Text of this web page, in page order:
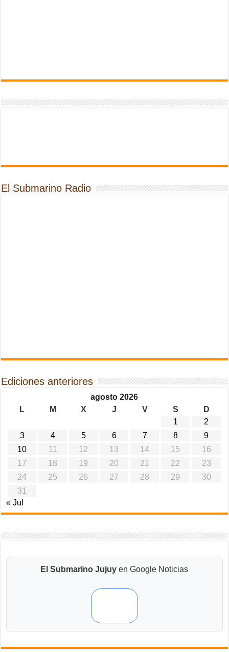
El Submarino Radio
Ediciones anteriores
agosto 2026
L
M X J V S
D
1
2
3
4 5 6 7 8
9
10
11 12 13 14 15
16
17
18 19 20 21 22
23
24
25 26 27 28 29
30
31
« Jul
El Submarino Jujuy en Google Noticias